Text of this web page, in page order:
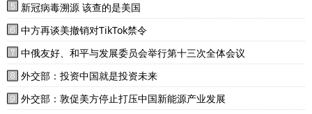
新冠病毒溯源 该查的是美国
中方再谈美撤销对TikTok禁令
中俄友好、和平与发展委员会举行第十三次全体会议
外交部：投资中国就是投资未来
外交部：敦促美方停止打压中国新能源产业发展